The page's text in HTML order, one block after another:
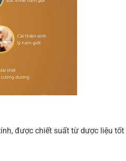
được chiết suất từ dược liệu